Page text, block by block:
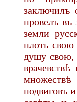
заключилъ
провелъ въ
земли
плоть
душу свою,
множествѣ
подвиговъ